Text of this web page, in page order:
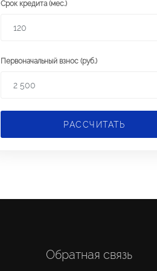
Срок кредита (мес.)
Первоначальный взнос (руб.)
РАССЧИТАТЬ
Обратная связь